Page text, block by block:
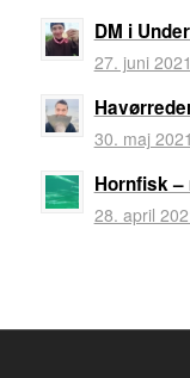
DM i
27. juni
30. maj
Hornfisk –
28. april